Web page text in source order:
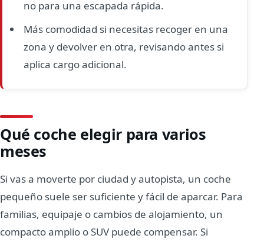
no para una escapada rápida.
Más comodidad si necesitas recoger en una
zona y devolver en otra, revisando antes si
aplica cargo adicional.
Qué coche elegir para varios
meses
Si vas a moverte por ciudad y autopista, un coche
pequeño suele ser suficiente y fácil de aparcar. Para
familias, equipaje o cambios de alojamiento, un
compacto amplio o SUV puede compensar. Si